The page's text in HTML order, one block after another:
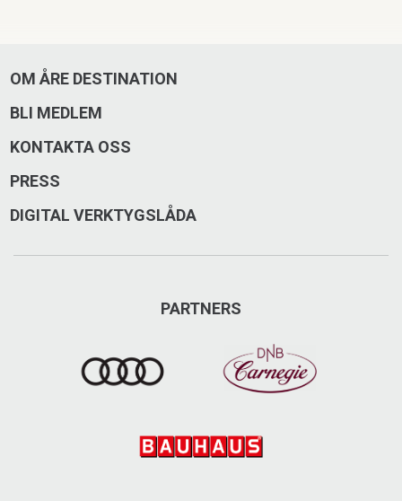
Åre Bikes
Cykeluthyrning, verkstad och butik med downhill-, XC-
info@arebikes.se
Besök på Instagram
OM ÅRE DESTINATION
BLI MEDLEM
KONTAKTA OSS
PRESS
DIGITAL VERKTYGSLÅDA
PARTNERS